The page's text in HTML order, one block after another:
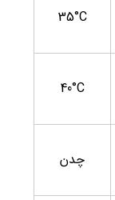
35°C
40°C
چدن